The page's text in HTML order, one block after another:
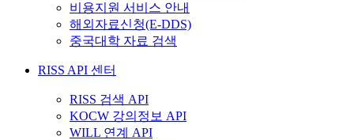
비용지원 서비스 안내
해외자료신청(E-DDS)
중국대학 자료 검색
RISS API 센터
RISS 검색 API
KOCW 강의정보 API
WILL 연계 API